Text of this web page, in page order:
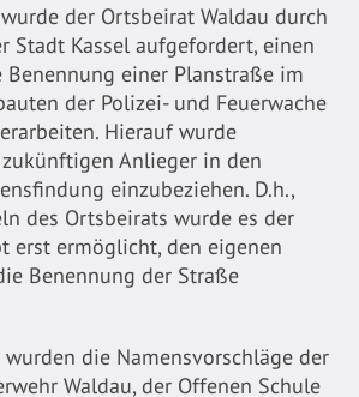
der Ortsbeirat Waldau durch
Stadt Kassel aufgefordert, einen
Benennung einer Planstraße im
der Polizei- und Feuerwache
Hierauf wurde
Anlieger in den
einzubeziehen. D.h.,
des Ortsbeirats wurde es der
erst ermöglicht, den eigenen
Benennung der Straße
die Namensvorschläge der
Waldau, der Offenen Schule